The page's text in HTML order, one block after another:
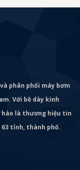
phân phối máy bơm
Với bề dày kinh
hào là thương hiệu tin
tỉnh, thành phố.